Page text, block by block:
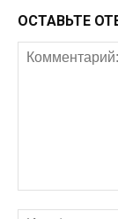
ОСТАВЬТЕ